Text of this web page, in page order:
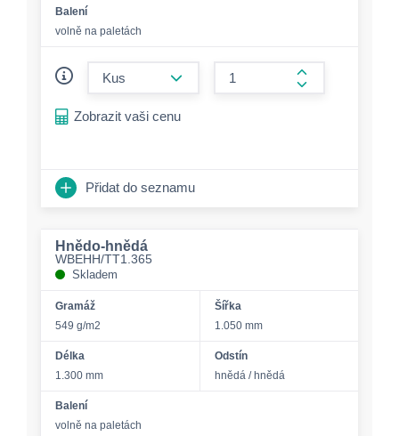
Balení
volně na paletách
form.increase-
Zobrazit vaši cenu
Přidat do seznamu
Hnědo-hnědá
WBEHH/TT1.365
Skladem
Gramáž
549 g/m2
Šířka
1.050 mm
Délka
1.300 mm
Odstín
hnědá / hnědá
Balení
volně na paletách